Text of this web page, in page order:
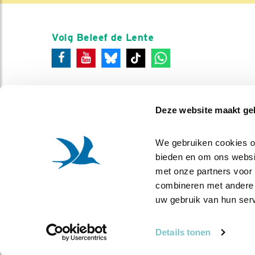
Deze website maakt
We gebruiken cookies
bieden en om ons
met onze partners
combineren met
uw gebruik van hun
Details tonen
Volg Beleef de Lente